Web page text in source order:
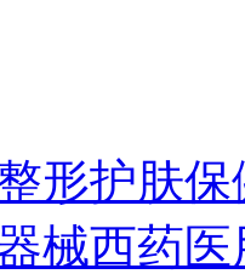
形护肤保
械西药